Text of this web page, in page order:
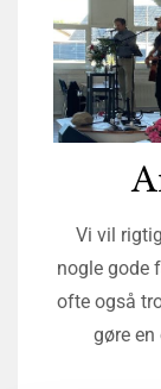
Vi vil
nogle gode
ofte også
gøre en